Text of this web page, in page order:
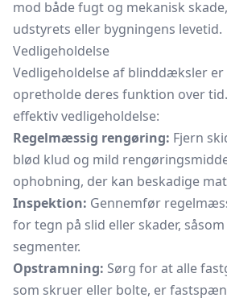
mod både fugt og mekanisk
udstyrets eller bygningens levetid.
Vedligeholdelse
Vedligeholdelse af blinddæksler
opretholde deres funktion over
effektiv vedligeholdelse:
Regelmæssig rengøring: Fjern
blød klud og mild
ophobning, der kan beskadige
Inspektion: Gennemfør
for tegn på slid eller skader,
segmenter.
Opstramning: Sørg for at alle
som skruer eller bolte, er